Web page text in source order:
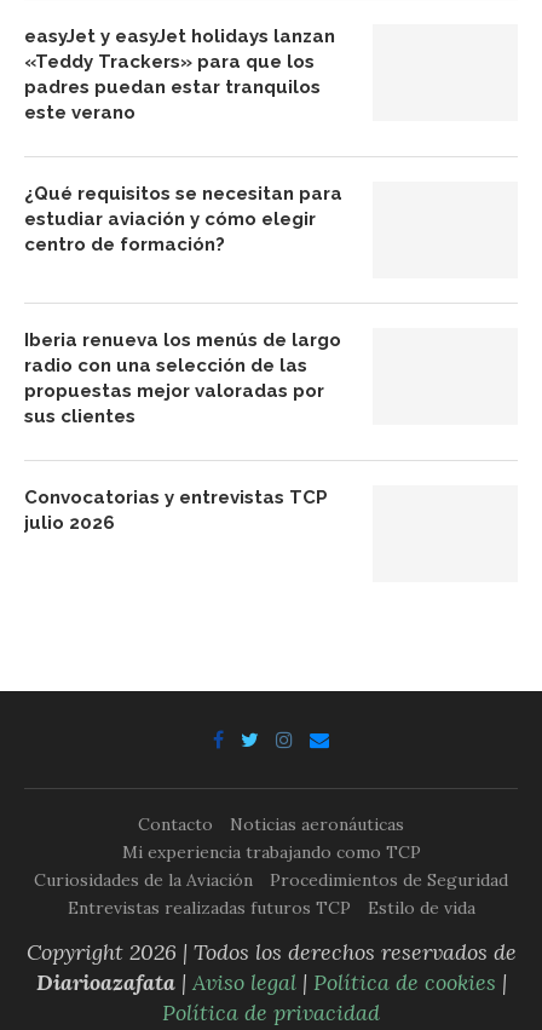
easyJet y easyJet holidays lanzan
«Teddy Trackers» para que los
padres puedan estar tranquilos
este verano
¿Qué requisitos se necesitan para
estudiar aviación y cómo elegir
centro de formación?
Iberia renueva los menús de largo
radio con una selección de las
propuestas mejor valoradas por
sus clientes
Convocatorias y entrevistas TCP
julio 2026
Contacto
Noticias aeronáuticas
Mi experiencia trabajando como TCP
Curiosidades de la Aviación
Procedimientos de Seguridad
Entrevistas realizadas futuros TCP
Estilo de vida
Copyright 2026 | Todos los derechos reservados de
Diarioazafata| Aviso legal| Política de cookies |
Política de privacidad